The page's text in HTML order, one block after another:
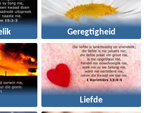
Geregtigheid
Liefde